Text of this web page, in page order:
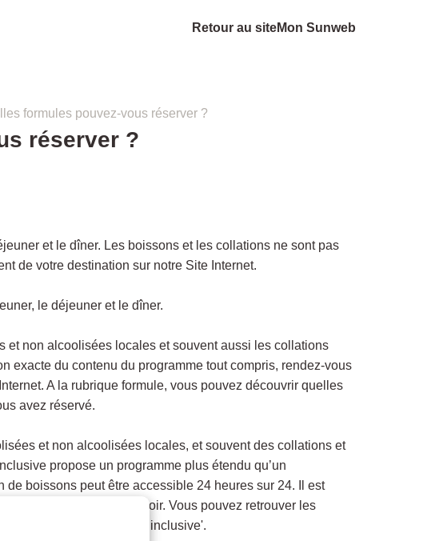
Retour au siteMon Sunweb
formules pouvez-vous réserver ?
réserver ?
et le dîner. Les boissons et les collations ne sont pas
de votre destination sur notre Site Internet.
le déjeuner et le dîner.
et non alcoolisées locales et souvent aussi les collations
exacte du contenu du programme tout compris, rendez-vous
A la rubrique formule, vous pouvez découvrir quelles
avez réservé.
et non alcoolisées locales, et souvent des collations et
propose un programme plus étendu qu’un
boissons peut être accessible 24 heures sur 24. Il est
incluses ou un buffet le soir. Vous pouvez retrouver les
rubrique 'formule' ou 'all inclusive'.